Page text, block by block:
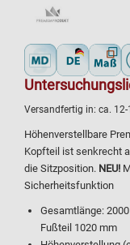
Versandfertig in: ca. 12-
Höhenverstellbare
Kopfteil ist senkrecht
die Sitzposition. NEU!
Sicherheitsfunktion
Gesamtlänge:
Fußteil 1020 mm